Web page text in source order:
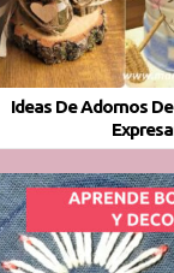
Ideas De Adornos